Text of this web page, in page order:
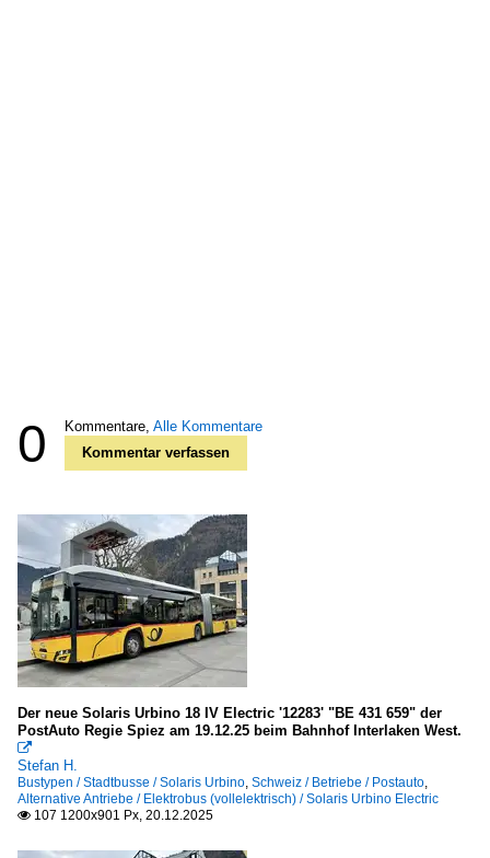
0 Kommentare, Alle Kommentare
Kommentar verfassen
Der neue Solaris Urbino 18 IV Electric '12283' "BE 431 659" der
PostAuto Regie Spiez am 19.12.25 beim Bahnhof Interlaken West.

Stefan H.
Bustypen / Stadtbusse / Solaris Urbino Schweiz / Betriebe / Postauto
Alternative Antriebe / Elektrobus (vollelektrisch) / Solaris Urbino Electric
 107 1200x901 Px, 20.12.2025